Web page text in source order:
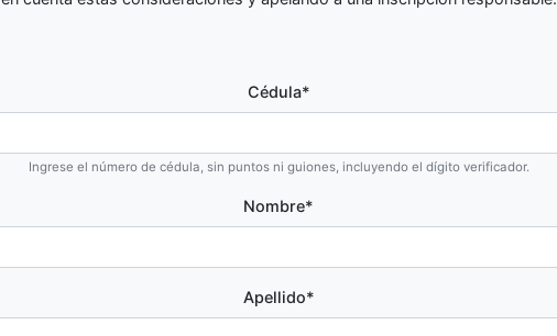
Cédula*
Ingrese el número de cédula, sin puntos ni guiones, incluyendo el dígito verificador.
Nombre*
Apellido*